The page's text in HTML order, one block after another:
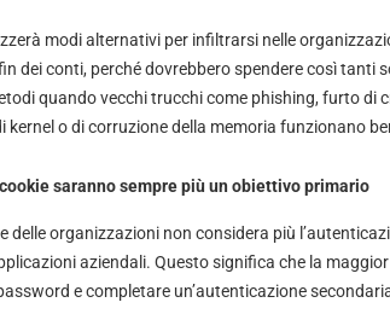
modi alternativi per infiltrarsi nelle
dei conti, perché dovrebbero spendere così tanti
quando vecchi trucchi come phishing, furto di
kernel o di corruzione della memoria funzionano
saranno sempre più un obiettivo primario
delle organizzazioni non considera più
aziendali. Questo significa che la
e completare un’autenticazione